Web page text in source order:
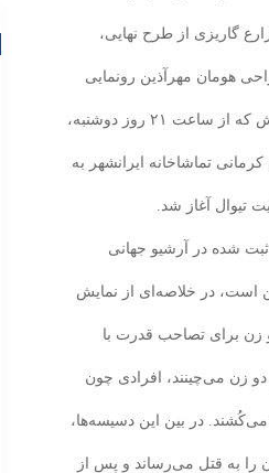
گاریزی از طرح نهایی،
هومان مهرآذین رونمایی
شد. شایان ذکر است، فروش اینترنتی بلیت‌های این نمایش که از ساعت ۲۱ روز دوشنبه،
ناظرزاده کرمانی تماشاخانه‌ ایرانشهر به
تیوال آغاز شد.
ثبت شده در آرشیو جهانی
است، در خلاصه‌ای از نمایش
زن برای تصاحب قدرت با
زن می‌چینند، افرادی چون
در بین این دسیسه‌ها،
را به قتل می‌رساند و پس از